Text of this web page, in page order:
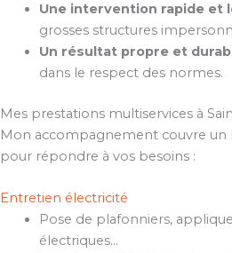
Une intervention rapide et
grosses structures
Un résultat propre et
dans le respect des normes.
Mes prestations multiservices à
Mon accompagnement couvre un
pour répondre à vos besoins :
Entretien électricité
Pose de plafonniers,
électriques…